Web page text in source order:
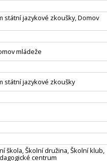
státní jazykové zkoušky, Domov
mládeže
státní jazykové zkoušky
škola, Školní družina, Školní klub,
centrum